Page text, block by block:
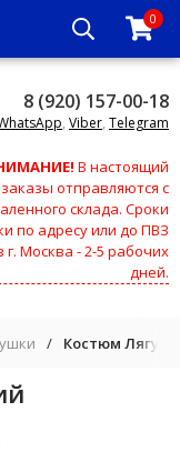
0
8 (920) 157-00-18
, Viber, Telegram
В настоящий
отправляются с
склада. Сроки
по адресу или до ПВЗ
г. Москва - 2-5 рабочих
дней.
/ Костюм